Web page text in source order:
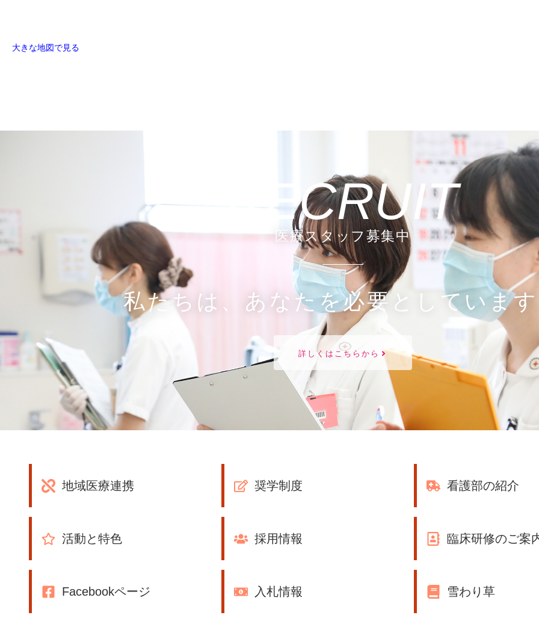
大きな地図で見る
RECRUIT
医療スタッフ募集中
私たちは、あなたを必要としていま
詳しくはこちらから
地域医療連携
活動と特色
Facebookページ
奨学制度
採用情報
入札情報
看護部の紹介
臨床研修のご案
雪わり草